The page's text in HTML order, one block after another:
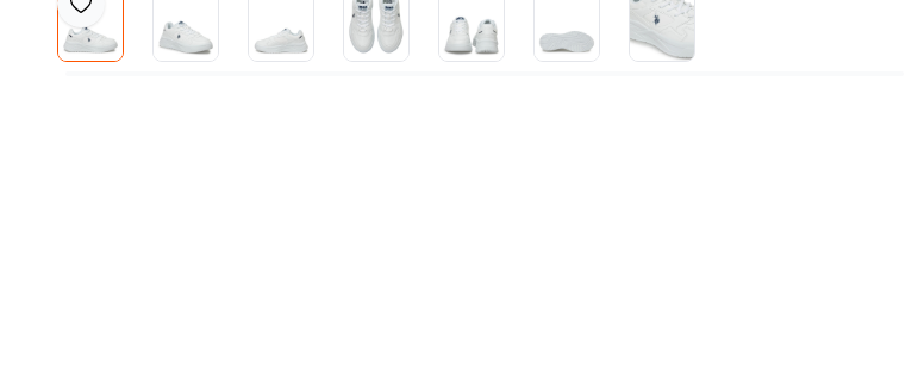
Favoriye Ekle